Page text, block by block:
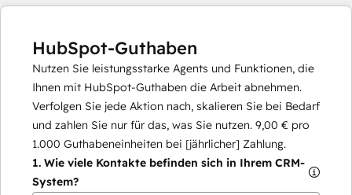
HubSpot-Guthaben
Nutzen Sie leistungsstarke Agents und Funktionen, die
Ihnen mit HubSpot-Guthaben die Arbeit abnehmen.
Verfolgen Sie jede Aktion nach, skalieren Sie bei Bedarf
und zahlen Sie nur für das, was Sie nutzen. 9,00 € pro
1.000 Guthabeneinheiten bei [jährlicher] Zahlung.
1. Wie viele Kontakte befinden sich in Ihrem CRM-
System?